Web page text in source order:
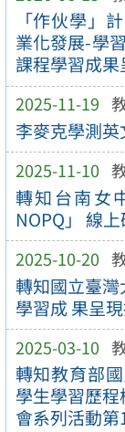
「作伙學」
業化發展-學
課程學習成
2025-11-19
李麥克學測
2025-11-10
轉知台南女
NOPQ」 線
2025-10-20
轉知國立臺
學習成 果呈
2025-03-10
轉知教育部
學生學習歷
會系列活動